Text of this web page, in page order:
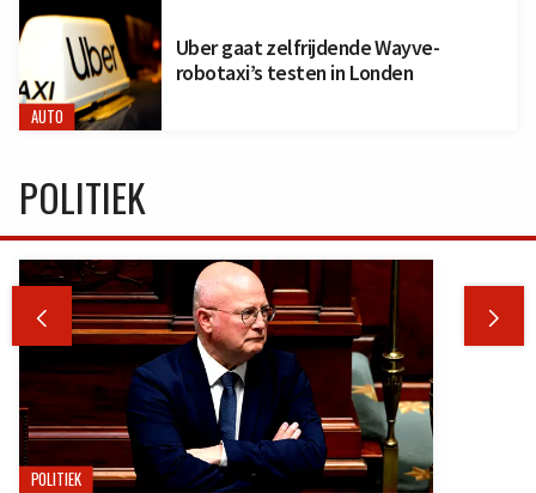
AUTO
Uber gaat zelfrijdende Wayve-
robotaxi’s testen in Londen
POLITIEK
 
POLITIEK